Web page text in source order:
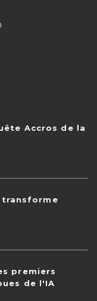
Accros de la
premiers
de l'IA